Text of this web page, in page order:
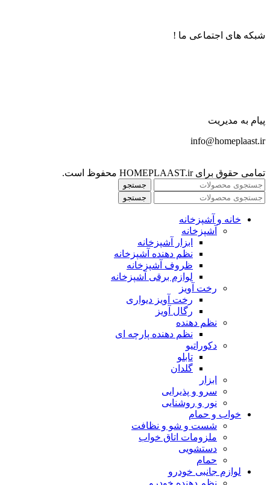
شبکه های اجتماعی ما !
پیام به مدیریت
info@homeplaast.ir
تمامی حقوق برای HOMEPLAAST.ir محفوظ است.
جستجو
جستجو
خانه و آشپزخانه
آشپزخانه
ابزار آشپزخانه
نظم دهنده آشپزخانه
ظروف آشپزخانه
لوازم برقی آشپزخانه
رخت آویز
رخت آویز دیواری
رگال آویز
نظم دهنده
نظم دهنده پارچه ای
دکوراتیو
تابلو
گلدان
ابزار
سرو و پذیرایی
نور و روشنایی
خواب و حمام
شست و شو و نظافت
ملزومات اتاق خواب
دستشویی
حمام
لوازم جانبی خودرو